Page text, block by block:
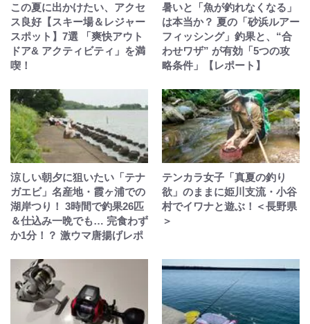
この夏に出かけたい、アクセ
ス良好【スキー場＆レジャー
スポット】7選 「爽快アウト
ドア& アクティビティ」を満
喫！
暑いと「魚が釣れなくなる」
は本当か？ 夏の「砂浜ルアー
フィッシング」釣果と、“合
わせワザ” が有効「5つの攻
略条件」【レポート】
涼しい朝夕に狙いたい「テナ
ガエビ」名産地・霞ヶ浦での
湖岸つり！ 3時間で釣果26匹
＆仕込み一晩でも… 完食わず
か1分！？ 激ウマ唐揚げレポ
テンカラ女子「真夏の釣り
欲」のままに姫川支流・小谷
村でイワナと遊ぶ！＜長野県
＞